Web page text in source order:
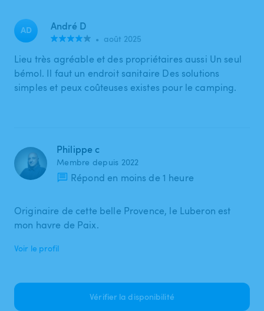
AD André D
• août 2025
Lieu très agréable et des propriétaires aussi Un seul
bémol. Il faut un endroit sanitaire Des solutions
simples et peux coûteuses existes pour le camping.
Philippe c
Membre depuis 2022
Répond en moins de 1 heure
Originaire de cette belle Provence, le Luberon est
mon havre de Paix.
Voir le profil
Vérifier la disponibilité